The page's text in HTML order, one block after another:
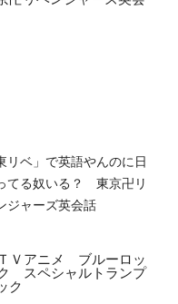
リベ」で英語やんのに日
てる奴いる？ 東京卍リ
ジャーズ英会話